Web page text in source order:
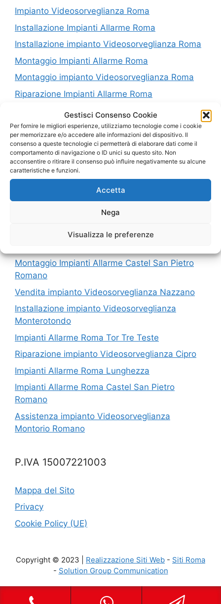
Gestisci Consenso Cookie
Per fornire le migliori esperienze, utilizziamo tecnologie come i cookie
per memorizzare e/o accedere alle informazioni del dispositivo. Il
consenso a queste tecnologie ci permetterà di elaborare dati come il
comportamento di navigazione o ID unici su questo sito. Non
acconsentire o ritirare il consenso può influire negativamente su alcune
caratteristiche e funzioni.
Accetta
Nega
Visualizza le preferenze
Impianto Videosorveglianza Roma
Installazione Impianti Allarme Roma
Installazione impianto Videosorveglianza Roma
Montaggio Impianti Allarme Roma
Montaggio impianto Videosorveglianza Roma
Riparazione Impianti Allarme Roma
Riparazione impianto Videosorveglianza Roma
Vendita Impianti Allarme Roma
Vendita impianto Videosorveglianza Roma
I nostri servizi in Provincia di Roma
Installazione Impianti Allarme Piazza Navona
Montaggio Impianti Allarme Castel San Pietro
Romano
Vendita impianto Videosorveglianza Nazzano
Installazione impianto Videosorveglianza
Monterotondo
Impianti Allarme Roma Tor Tre Teste
Riparazione impianto Videosorveglianza Cipro
Impianti Allarme Roma Lunghezza
Impianti Allarme Roma Castel San Pietro
Romano
Assistenza impianto Videosorveglianza
Montorio Romano
P.IVA 15007221003
Mappa del Sito
Privacy
Cookie Policy (UE)
Copyright © 2023 | Realizzazione Siti Web - Siti Roma
- Solution Group Communication